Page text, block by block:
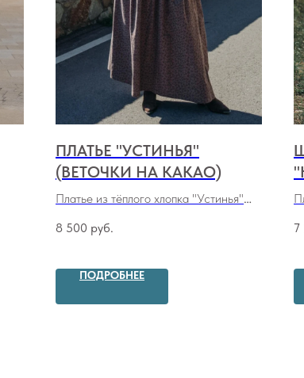
ПЛАТЬЕ "УСТИНЬЯ"
(ВЕТОЧКИ НА КАКАО)
Платье из тёплого хлопка "Устинья"
8 500 руб.
ПОДРОБНЕЕ
7